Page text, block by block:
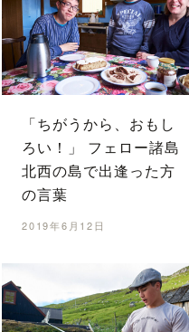
「ちがうから、おもし
ろい！」 フェロー諸島
北西の島で出逢った方
の言葉
2019年6月12日